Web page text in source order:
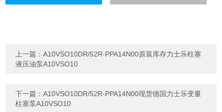
上一篇：A10VSO10DR/52R-PPA14N00原装库存力士乐柱塞
液压油泵A10VSO10
下一篇：A10VSO10DR/52R-PPA14N00现货德国力士乐变量
柱塞泵A10VSO10